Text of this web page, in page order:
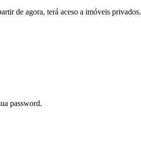
de agora, terá aceso a imóveis privados.
password.